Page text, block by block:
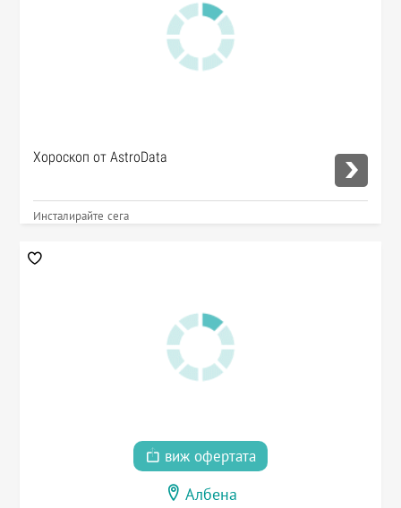
Хороскоп от AstroData
Инсталирайте сега
виж офертата
Албена